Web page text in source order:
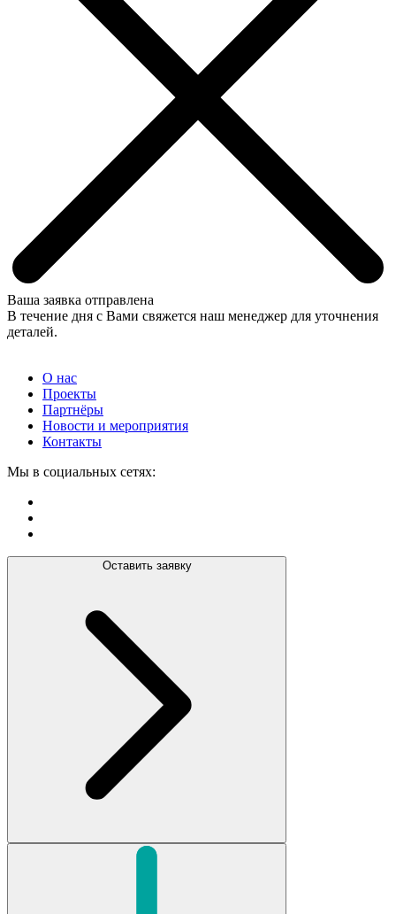
Ваша заявка отправлена
В течение дня с Вами свяжется наш менеджер для уточнения
деталей.
О нас
Проекты
Партнёры
Новости и мероприятия
Контакты
Мы в социальных сетях:
Оставить заявку